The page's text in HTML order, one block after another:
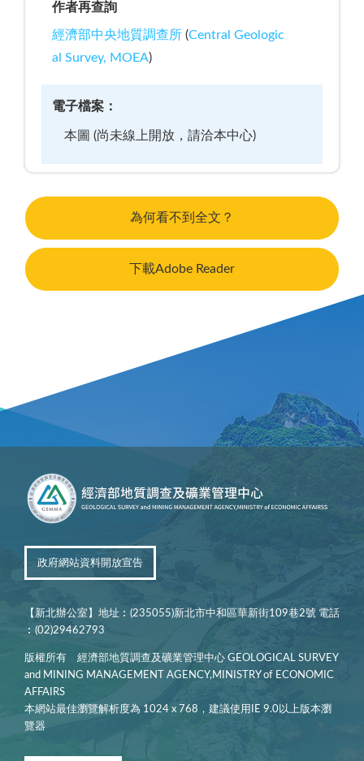
作者再查詢
經濟部中央地質調查所(Central Geologic
al Survey, MOEA)
電子檔案：
本圖 (尚未線上開放，請洽本中心)
為何看不到全文？
下載Adobe Reader
政府網站資料開放宣告
【新北辦公室】地址︰(235055)新北市中和區華新街109巷2號 電話
︰(02)29462793
版權所有 經濟部地質調查及礦業管理中心 GEOLOGICAL SURVEY
and MINING MANAGEMENT AGENCY,MINISTRY of ECONOMIC
AFFAIRS
本網站最佳瀏覽解析度為 1024 x 768，建議使用IE 9.0以上版本瀏
覽器